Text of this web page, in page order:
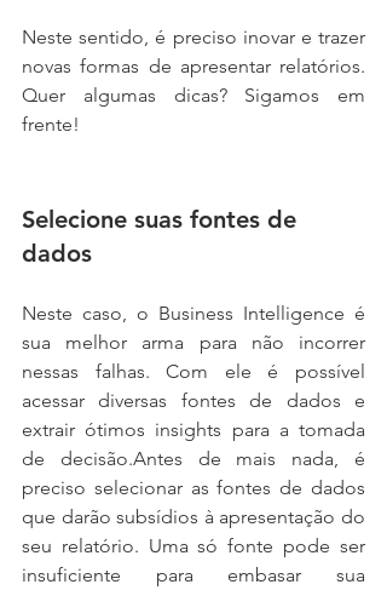
Neste sentido, é preciso inovar e trazer
novas formas de apresentar relatórios.
Quer algumas dicas? Sigamos em
frente!
Selecione suas fontes de
dados
Neste caso, o Business Intelligence é
sua melhor arma para não incorrer
nessas falhas. Com ele é possível
acessar diversas fontes de dados e
extrair ótimos insights para a tomada
de decisão.Antes de mais nada, é
preciso selecionar as fontes de dados
que darão subsídios à apresentação do
seu relatório. Uma só fonte pode ser
insuficiente para embasar sua